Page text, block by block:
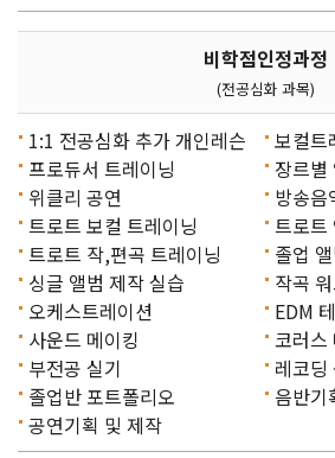
비학점인정과정
(전공심화 과목)
1:1 전공심화 추가 개인레슨
보컬트
프로듀서 트레이닝
장르별
위클리 공연
방송음
트로트 보컬 트레이닝
트로트
트로트 작,편곡 트레이닝
졸업
싱글 앨범 제작 실습
작곡
오케스트레이션
EDM
사운드 메이킹
코러스
부전공 실기
레코딩
졸업반 포트폴리오
음반기
공연기획 및 제작